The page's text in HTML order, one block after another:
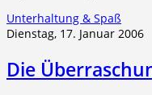
Unterhaltung & Spaß
Dienstag, 17. Januar 2006
Die